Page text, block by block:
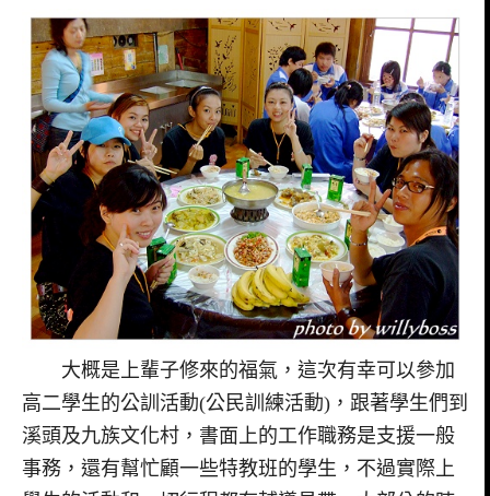
大概是上輩子修來的福氣，這次有幸可以參加
高二學生的公訓活動(公民訓練活動)，跟著學生們到
溪頭及九族文化村，書面上的工作職務是支援一般
事務，還有幫忙顧一些特教班的學生，不過實際上